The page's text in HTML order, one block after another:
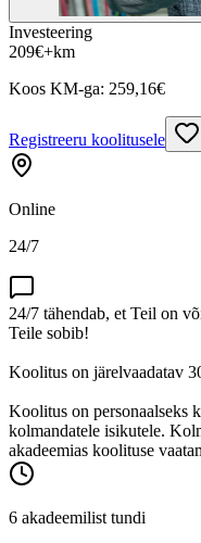
Investeering
209€+km
Koos KM-ga: 259,16€
Registreeru koolitusele
Online
24/7
24/7 tähendab, et Teil on
Teile sobib!
Koolitus on järelvaadatav
Koolitus on personaalseks
kolmandatele isikutele.
akadeemias koolituse
6 akadeemilist tundi